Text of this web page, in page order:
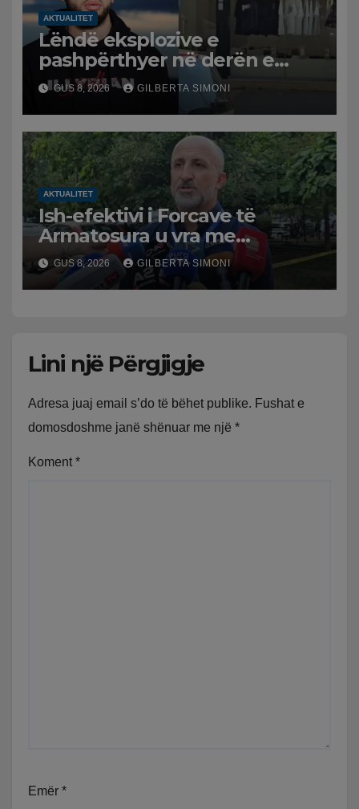
AKTUALITET
Lëndë eksplozive e
pashpërthyer në derën e
dyqanit të Noizyt në Durrës,
policia nis hetimet për
ngjarjen
GUS 8, 2026 GILBERTA SIMONI
AKTUALITET
Ish-efektivi i Forcave të
Armatosura u vra me
kallashnikov nga shoku i
fëmijërisë, zv. drejtori i
Hetimit: Kishin konflikt të
GUS 8, 2026 GILBERTA SIMONI
Lini një Përgjigje
Adresa juaj email s’do të bëhet publike. Fushat e
domosdoshme janë shënuar me një *
Koment *
Emër *